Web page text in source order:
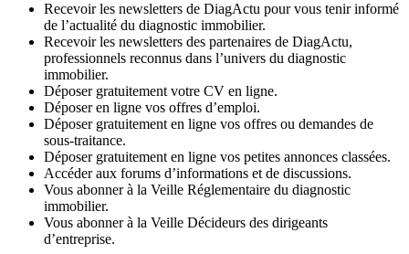
Recevoir les newsletters de DiagActu pour vous tenir informé
de l’actualité du diagnostic immobilier.
Recevoir les newsletters des partenaires de DiagActu,
professionnels reconnus dans l’univers du diagnostic
immobilier.
Déposer gratuitement votre CV en ligne.
Déposer en ligne vos offres d’emploi.
Déposer gratuitement en ligne vos offres ou demandes de
sous-traitance.
Déposer gratuitement en ligne vos petites annonces classées.
Accéder aux forums d’informations et de discussions.
Vous abonner à la Veille Réglementaire du diagnostic
immobilier.
Vous abonner à la Veille Décideurs des dirigeants
d’entreprise.